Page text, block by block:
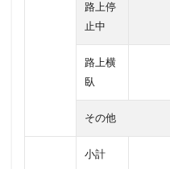
路上停
止中
路上横
臥
その他
小計